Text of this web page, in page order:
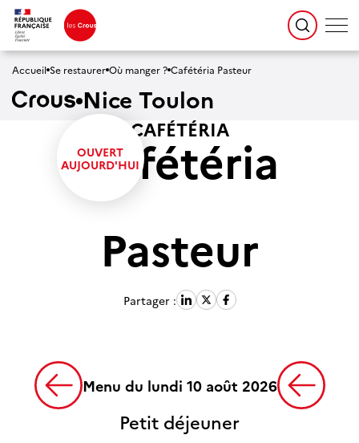
Accueil Se restaurer Où manger ? Cafétéria Pasteur
Nice Toulon
CAFÉTÉRIA
Cafétéria
Pasteur
Partager :
Menu du lundi 10 août 2026
Petit déjeuner